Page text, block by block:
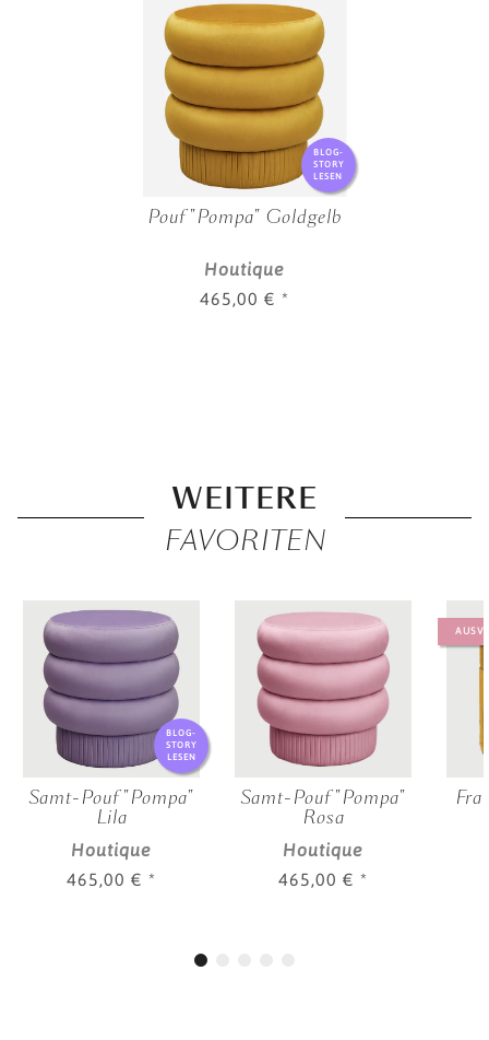
BLOG-
STORY
LESEN
Pouf "Pompa" Goldgelb
Houtique
465,00 € *
WEITERE
FAVORITEN
BLOG-
STORY
LESEN
Samt-Pouf "Pompa"
Lila
Houtique
465,00 € *
Samt-Pouf "Pompa"
Rosa
Houtique
465,00 € *